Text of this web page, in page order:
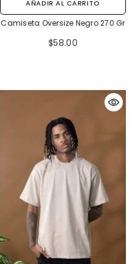
AÑADIR AL CARRITO
Camiseta Oversize Negro 270 Gr
$58.00